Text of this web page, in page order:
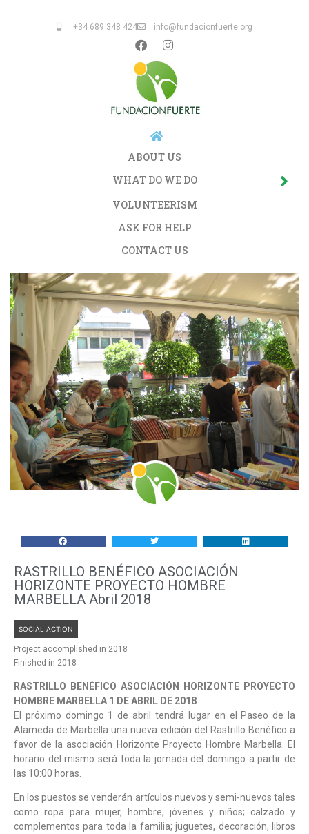
+34 689 348 424 info@fundacionfuerte.org
ABOUT US
WHAT DO WE DO
VOLUNTEERISM
ASK FOR HELP
CONTACT US
RASTRILLO BENÉFICO ASOCIACIÓN
HORIZONTE PROYECTO HOMBRE
MARBELLA Abril 2018
SOCIAL ACTION
Project accomplished in 2018
Finished in 2018
RASTRILLO BENÉFICO ASOCIACIÓN HORIZONTE PROYECTO
HOMBRE MARBELLA 1 DE ABRIL DE 2018
El próximo domingo 1 de abril tendrá lugar en el Paseo de la
Alameda de Marbella una nueva edición del Rastrillo Benéfico a
favor de la asociación Horizonte Proyecto Hombre Marbella. El
horario del mismo será toda la jornada del domingo a partir de
las 10:00 horas.
En los puestos se venderán artículos nuevos y semi-nuevos tales
como ropa para mujer, hombre, jóvenes y niños; calzado y
complementos para toda la familia; juguetes, decoración, libros